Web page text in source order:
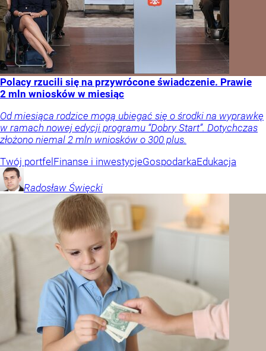
Polacy rzucili się na przywrócone świadczenie. Prawie
2 mln wniosków w miesiąc
Od miesiąca rodzice mogą ubiegać się o środki na wyprawkę
w ramach nowej edycji programu “Dobry Start”. Dotychczas
złożono niemal 2 mln wniosków o 300 plus.
Twój portfel Finanse i inwestycjeGospodarkaEdukacja
Radosław Święcki